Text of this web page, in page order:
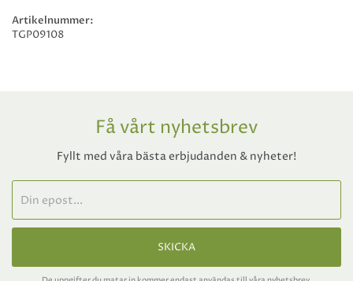
Artikelnummer:
TGP09108
Få vårt nyhetsbrev
Fyllt med våra bästa erbjudanden & nyheter!
SKICKA